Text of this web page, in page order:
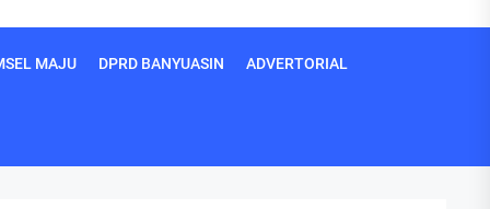
MAJU DPRD BANYUASIN ADVERTORIAL